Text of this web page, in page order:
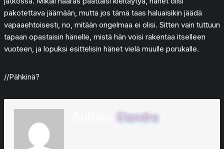
pakotettava jäämään, mutta jos tämä taas haluaisikin jäädä
vapaaehtoisesti, no, mitään ongelmaa ei olisi. Sitten vain tuttuun
tapaan opastaisin hänelle, mistä hän voisi rakentaa itselleen
vuoteen, ja lopuksi esittelisin hänet vielä muulle porukalle.
//Pähkinä?
Elandra